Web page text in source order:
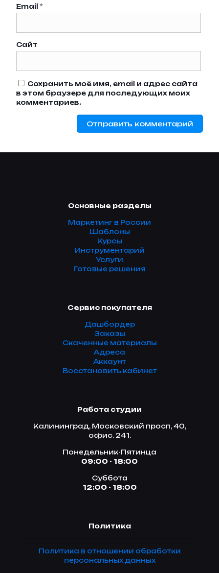
Email *
Сайт
Сохранить моё имя, email и адрес сайта
в этом браузере для последующих моих
комментариев.
Основные разделы
Маркетинг в России
Шаблоны
Курсы
Инструментарий
Услуги
Готовые решения
Сервис покупателя
Дашбордер
Заказы
Скаченные материалы
Адреса
Аккаунт
Восстановить кабинет
Работа студии
Калининград, Московский просп, 40,
офис. 241.
Понедельник-Пятинца
09:00 - 18:00
Суббота
12:00 - 18:00
Политика
Политика в отношении обработки
персональных данных